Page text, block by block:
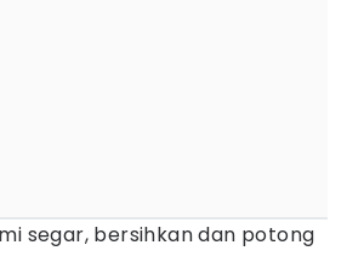
segar, bersihkan dan potong